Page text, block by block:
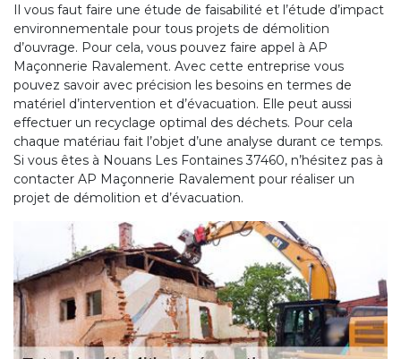
Il vous faut faire une étude de faisabilité et l’étude d’impact
environnementale pour tous projets de démolition
d’ouvrage. Pour cela, vous pouvez faire appel à AP
Maçonnerie Ravalement. Avec cette entreprise vous
pouvez savoir avec précision les besoins en termes de
matériel d’intervention et d’évacuation. Elle peut aussi
effectuer un recyclage optimal des déchets. Pour cela
chaque matériau fait l’objet d’une analyse durant ce temps.
Si vous êtes à Nouans Les Fontaines 37460, n’hésitez pas à
contacter AP Maçonnerie Ravalement pour réaliser un
projet de démolition et d’évacuation.